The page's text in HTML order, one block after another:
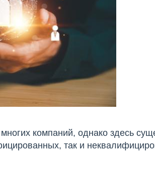
компаний, однако здесь
так и